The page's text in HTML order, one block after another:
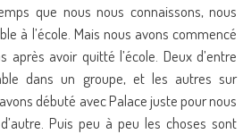
que nous nous connaissons, nous
à l’école. Mais nous avons commencé
après avoir quitté l’école. Deux d’entre
dans un groupe, et les autres sur
débuté avec Palace juste pour nous
Puis peu à peu les choses sont